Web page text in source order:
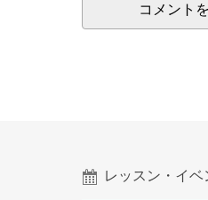
レッスン・イ